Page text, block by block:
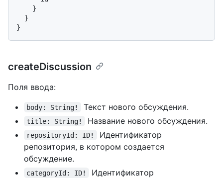
}
}
}
createDiscussion
Поля ввода:
body: String! Текст нового обсуждения.
title: String! Название нового обсуждения.
repositoryId: ID!
Идентификатор
репозитория, в котором создается
обсуждение.
categoryId: ID! Идентификатор